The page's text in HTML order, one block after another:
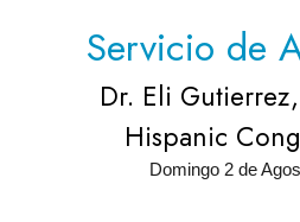
Servicio de
Dr. Eli
Hispanic
Domingo 2 de